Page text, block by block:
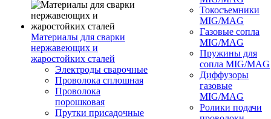
Материалы для сварки
нержавеющих и
жаростойких сталей
Электроды сварочные
Проволока сплошная
Проволока
порошковая
Прутки присадочные
Токосъемники
MIG/MAG
Газовые сопла
MIG/MAG
Пружины для
сопла MIG/MAG
Диффузоры
газовые
MIG/MAG
Ролики подачи